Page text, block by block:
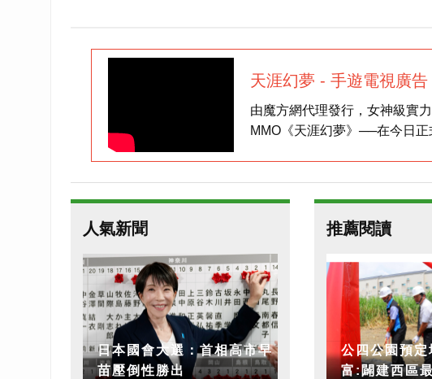
天涯幻夢 - 手遊電視廣告
由魔方網代理發行，女神級實
MMO《天涯幻夢》──在今日
人氣新聞
日本國會大選：首相高市早
苗壓倒性勝出
推薦閱讀
公四公園預定地
富:闢建西區